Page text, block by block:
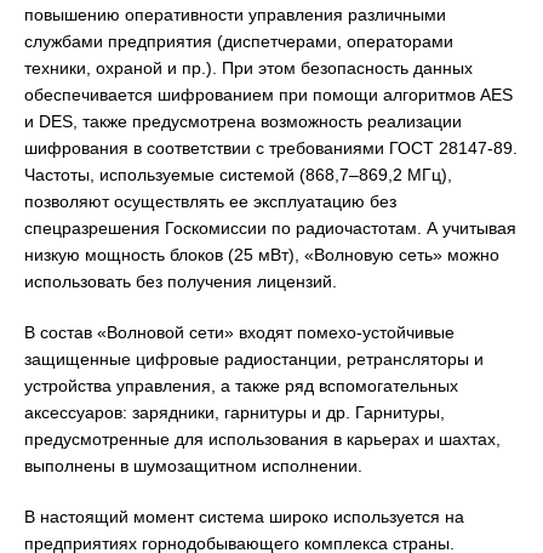
повышению оперативности управления различными
службами предприятия (диспетчерами, операторами
техники, охраной и пр.). При этом безопасность данных
обеспечивается шифрованием при помощи алгоритмов AES
и DES, также предусмотрена возможность реализации
шифрования в соответствии с требованиями ГОСТ 28147-89.
Частоты, используемые системой (868,7–869,2 МГц),
позволяют осуществлять ее эксплуатацию без
спецразрешения Госкомиссии по радиочастотам. А учитывая
низкую мощность блоков (25 мВт), «Волновую сеть» можно
использовать без получения лицензий.
В состав «Волновой сети» входят помехо-устойчивые
защищенные цифровые радиостанции, ретрансляторы и
устройства управления, а также ряд вспомогательных
аксессуаров: зарядники, гарнитуры и др. Гарнитуры,
предусмотренные для использования в карьерах и шахтах,
выполнены в шумозащитном исполнении.
В настоящий момент система широко используется на
предприятиях горнодобывающего комплекса страны.